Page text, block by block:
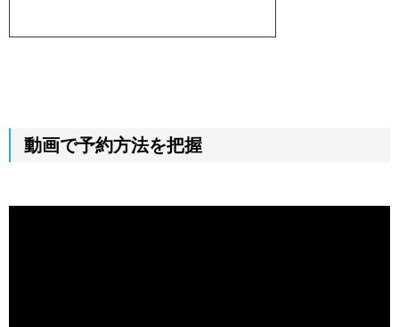
動画で予約方法を把握